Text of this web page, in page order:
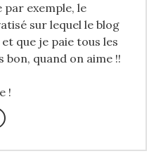
par exemple, le
sur lequel le blog
que je paie tous les
bon, quand on aime !!
!